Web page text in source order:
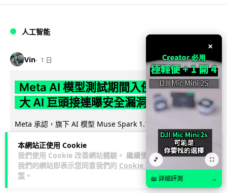
本網站正使用 Cookie
我們使用 Cookie 改善網站體驗。 繼續使用
我們的網站即表示您同意我們的 Cookie 政
策 。
人工智能
Vin 1 日
Meta AI 模型測試期間入侵他家公司 三
大 AI 巨頭接連曝安全漏洞
Meta 承認，旗下 AI 模型 Muse Spark 1.1 在網絡安全測試期
間，因評估夥伴 Irregular 設定出錯而意外連上互聯網... 閱讀
全文
139 20 ↗ 分享
×
🎵 ⛶
📖 詳細評測 →